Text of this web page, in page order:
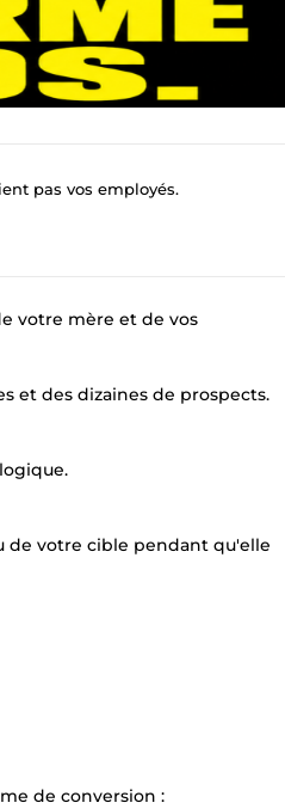
pas vos employés.
votre mère et de vos
et des dizaines de prospects.
de votre cible pendant qu'elle
de conversion :